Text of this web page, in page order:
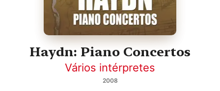
Haydn: Piano Concertos
Vários intérpretes
2008